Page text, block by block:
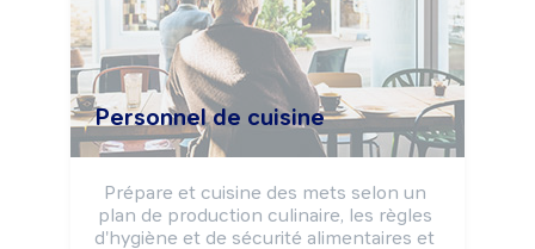
Personnel de cuisine
Prépare et cuisine des mets selon un
plan de production culinaire, les règles
d'hygiène et de sécurité alimentaires et